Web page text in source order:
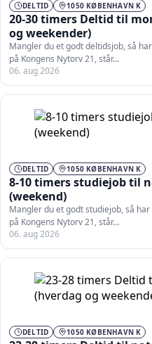
DELTID 1050 KØBENHAVN K
20-30 timers Deltid til
og weekender)
Mangler du et godt deltidsjob, så
på Kongens Nytorv 21, står…
06. aug 2026
DELTID 1050 KØBENHAVN K
8-10 timers studiejob til
(weekend)
Mangler du et godt studiejob, så
på Kongens Nytorv 21, står…
06. aug 2026
DELTID 1050 KØBENHAVN K